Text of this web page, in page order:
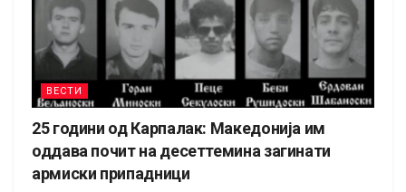
ВЕСТИ
25 години од Карпалак: Македонија им
оддава почит на десеттемина загинати
армиски припадници